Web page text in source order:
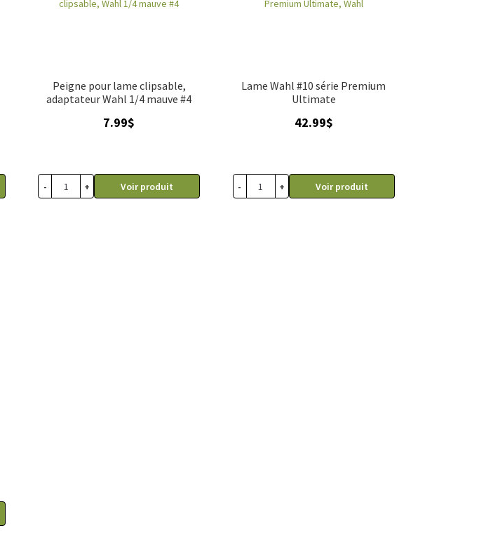
Peigne pour lame clipsable,
adaptateur Wahl 1/4 mauve #4
7.99$
- + Voir produit
Lame Wahl #10 série Premium
Ultimate
42.99$
- + Voir produit